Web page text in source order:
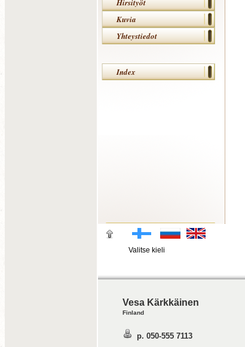
Hirsityöt
Kuvia
Yhteystiedot
Index
Valitse kieli
Vesa Kärkkäinen
Finland
p. 050-555 7113